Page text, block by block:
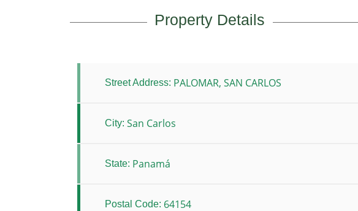
Property Details
Street Address: PALOMAR, SAN CARLOS
City: San Carlos
State: Panamá
Postal Code: 64154